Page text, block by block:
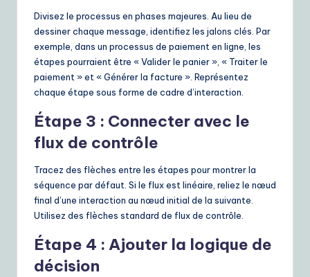
Divisez le processus en phases majeures. Au lieu de
dessiner chaque message, identifiez les jalons clés. Par
exemple, dans un processus de paiement en ligne, les
étapes pourraient être « Valider le panier », « Traiter le
paiement » et « Générer la facture ». Représentez
chaque étape sous forme de cadre d’interaction.
Étape 3 : Connecter avec le
flux de contrôle
Tracez des flèches entre les étapes pour montrer la
séquence par défaut. Si le flux est linéaire, reliez le nœud
final d’une interaction au nœud initial de la suivante.
Utilisez des flèches standard de flux de contrôle.
Étape 4 : Ajouter la logique de
décision